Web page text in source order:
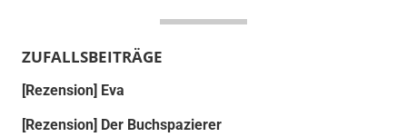
ZUFALLSBEITRÄGE
[Rezension] Eva
[Rezension] Der Buchspazierer